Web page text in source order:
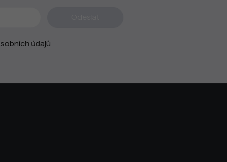
údajů